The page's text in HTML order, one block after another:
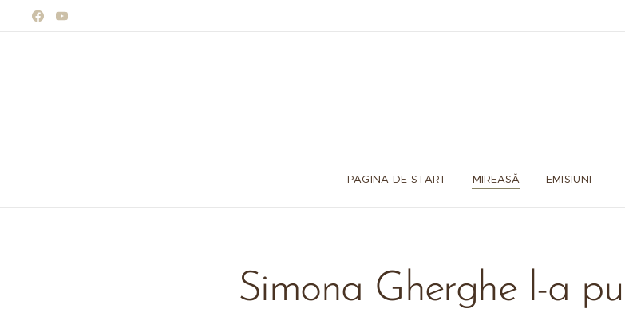
PAGINA DE START MIREASĂ EMISIUNI
Simona Gherghe l-a